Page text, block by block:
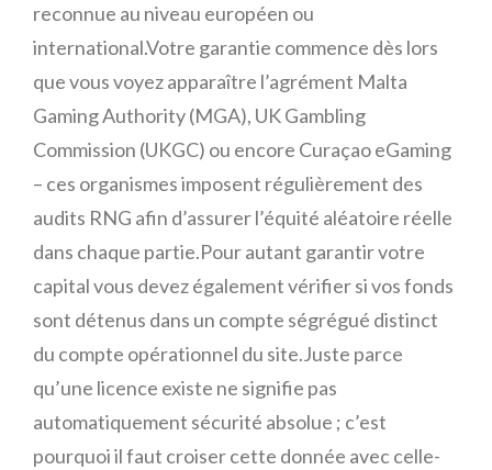
reconnue au niveau européen ou
international.Votre garantie commence dès lors
que vous voyez apparaître l’agrément Malta
Gaming Authority (MGA), UK Gambling
Commission (UKGC) ou encore Curaçao eGaming
– ces organismes imposent régulièrement des
audits RNG afin d’assurer l’équité aléatoire réelle
dans chaque partie.Pour autant garantir votre
capital vous devez également vérifier si vos fonds
sont détenus dans un compte ségrégué distinct
du compte opérationnel du site.Juste parce
qu’une licence existe ne signifie pas
automatiquement sécurité absolue ; c’est
pourquoi il faut croiser cette donnée avec celle-